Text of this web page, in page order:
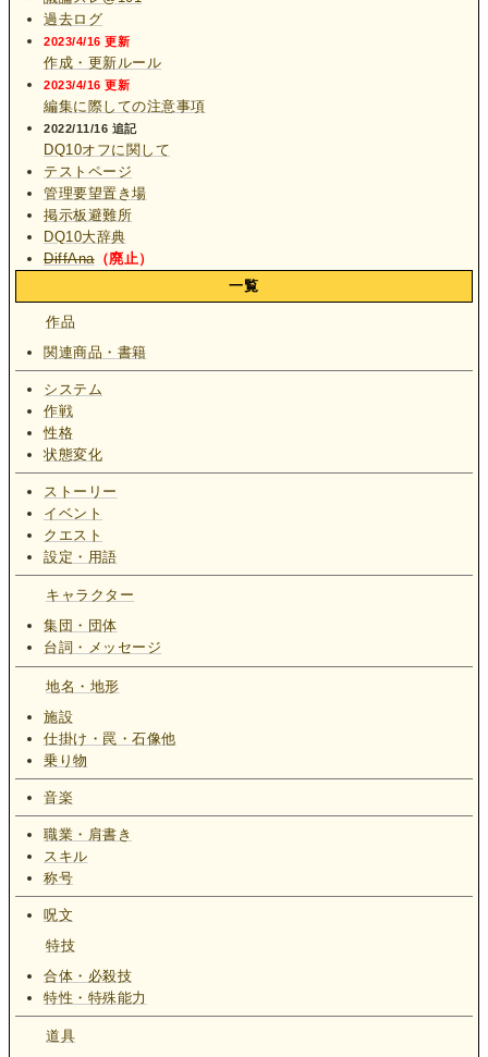
過去ログ
2023/4/16 更新
作成・更新ルール
2023/4/16 更新
編集に際しての注意事項
2022/11/16 追記
DQ10オフに関して
テストページ
管理要望置き場
掲示板避難所
DQ10大辞典
DiffAna（廃止）
一覧
作品
関連商品・書籍
システム
作戦
性格
状態変化
ストーリー
イベント
クエスト
設定・用語
キャラクター
集団・団体
台詞・メッセージ
地名・地形
施設
仕掛け・罠・石像他
乗り物
音楽
職業・肩書き
スキル
称号
呪文
特技
合体・必殺技
特性・特殊能力
道具